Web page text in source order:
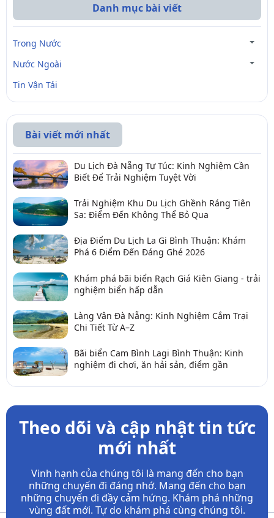
Danh mục bài viết
Trong Nước
Nước Ngoài
Tin Vận Tải
Bài viết mới nhất
Du Lịch Đà Nẵng Tự Túc: Kinh Nghiệm Cần
Biết Để Trải Nghiệm Tuyệt Vời
Trải Nghiệm Khu Du Lịch Ghềnh Ráng Tiên
Sa: Điểm Đến Không Thể Bỏ Qua
Địa Điểm Du Lịch La Gi Bình Thuận: Khám
Phá 6 Điểm Đến Đáng Ghé 2026
Khám phá bãi biển Rạch Giá Kiên Giang - trải
nghiệm biển hấp dẫn
Làng Vân Đà Nẵng: Kinh Nghiệm Cắm Trại
Chi Tiết Từ A–Z
Bãi biển Cam Bình Lagi Bình Thuận: Kinh
nghiệm đi chơi, ăn hải sản, điểm gần
Theo dõi và cập nhật tin tức
mới nhất
Vinh hạnh của chúng tôi là mang đến cho bạn
những chuyến đi đáng nhớ. Mang đến cho bạn
những chuyến đi đầy cảm hứng. Khám phá những
vùng đất mới. Tự do khám phá cùng chúng tôi.